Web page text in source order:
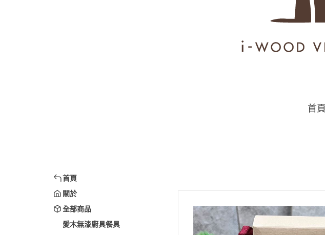
首頁
首頁
關於
全部商品
愛木無漆廚具餐具